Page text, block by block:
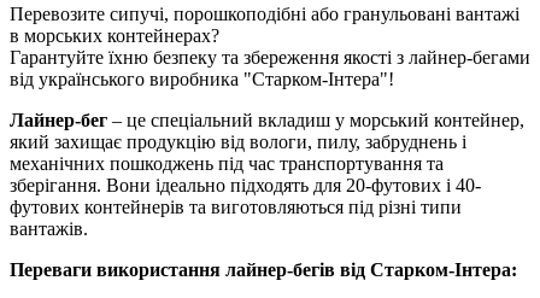
Перевозите сипучі, порошкоподібні або гранульовані вантажі
в морських контейнерах?
Гарантуйте їхню безпеку та збереження якості з лайнер-бегами
від українського виробника "Старком-Інтера"!
Лайнер-бег – це спеціальний вкладиш у морський контейнер,
який захищає продукцію від вологи, пилу, забруднень і
механічних пошкоджень під час транспортування та
зберігання. Вони ідеально підходять для 20-футових і 40-
футових контейнерів та виготовляються під різні типи
вантажів.
Переваги використання лайнер-бегів від Старком-Інтера: